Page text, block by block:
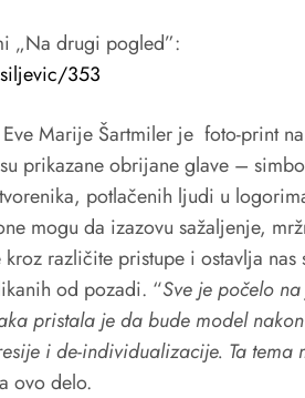
„Na drugi pogled”:
353
Marije Šartmiler je foto-print
prikazane obrijane glave –
potlačenih ljudi u
mogu da izazovu sažaljenje,
različite pristupe i ostavlja nas
od pozadi. “Sve je počelo
pristala je da bude model
i de-individualizacije. Ta tema
ovo delo.